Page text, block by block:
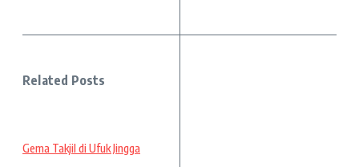
Related Posts
Gema Takjil di Ufuk Jingga